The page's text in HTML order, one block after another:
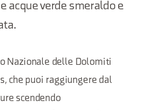
acque verde smeraldo e
Nazionale delle Dolomiti
che puoi raggiungere dal
scendendo